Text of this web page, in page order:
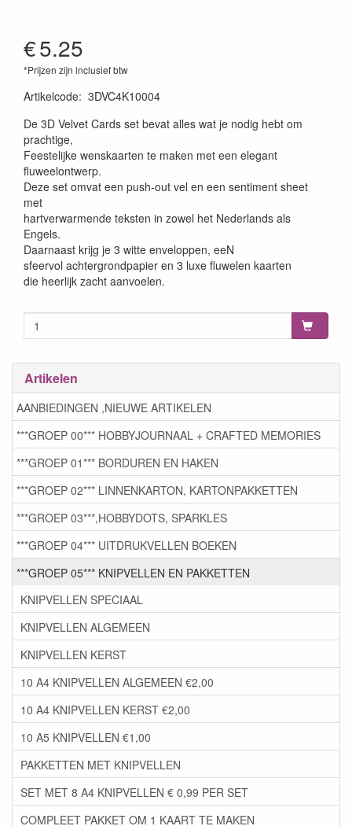
€5.25
*Prijzen zijn inclusief btw
Artikelcode: 3DVC4K10004
De 3D Velvet Cards set bevat alles wat je nodig hebt om
prachtige,
Feestelijke wenskaarten te maken met een elegant
fluweelontwerp.
Deze set omvat een push-out vel en een sentiment sheet
met
hartverwarmende teksten in zowel het Nederlands als
Engels.
Daarnaast krijg je 3 witte enveloppen, eeN
sfeervol achtergrondpapier en 3 luxe fluwelen kaarten
die heerlijk zacht aanvoelen.
Artikelen
AANBIEDINGEN ,NIEUWE ARTIKELEN
***GROEP 00*** HOBBYJOURNAAL + CRAFTED MEMORIES
***GROEP 01*** BORDUREN EN HAKEN
***GROEP 02*** LINNENKARTON, KARTONPAKKETTEN
***GROEP 03***,HOBBYDOTS, SPARKLES
***GROEP 04*** UITDRUKVELLEN BOEKEN
***GROEP 05*** KNIPVELLEN EN PAKKETTEN
KNIPVELLEN SPECIAAL
KNIPVELLEN ALGEMEEN
KNIPVELLEN KERST
10 A4 KNIPVELLEN ALGEMEEN €2,00
10 A4 KNIPVELLEN KERST €2,00
10 A5 KNIPVELLEN €1,00
PAKKETTEN MET KNIPVELLEN
SET MET 8 A4 KNIPVELLEN € 0,99 PER SET
COMPLEET PAKKET OM 1 KAART TE MAKEN